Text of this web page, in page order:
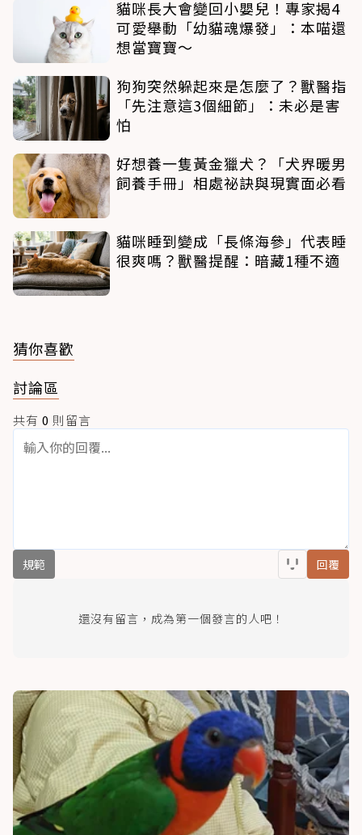
貓咪長大會變回小嬰兒！專家揭4
可愛舉動「幼貓魂爆發」：本喵還
想當寶寶～
狗狗突然躲起來是怎麼了？獸醫指
「先注意這3個細節」：未必是害
怕
好想養一隻黃金獵犬？「犬界暖男
飼養手冊」相處祕訣與現實面必看
貓咪睡到變成「長條海參」代表睡
很爽嗎？獸醫提醒：暗藏1種不適
猜你喜歡
討論區
共有 0 則留言
規範 回覆
還沒有留言，成為第一個發言的人吧！